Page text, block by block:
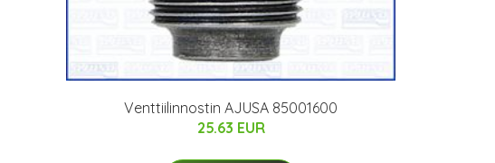
Venttiilinnostin AJUSA 85001600
25.63 EUR